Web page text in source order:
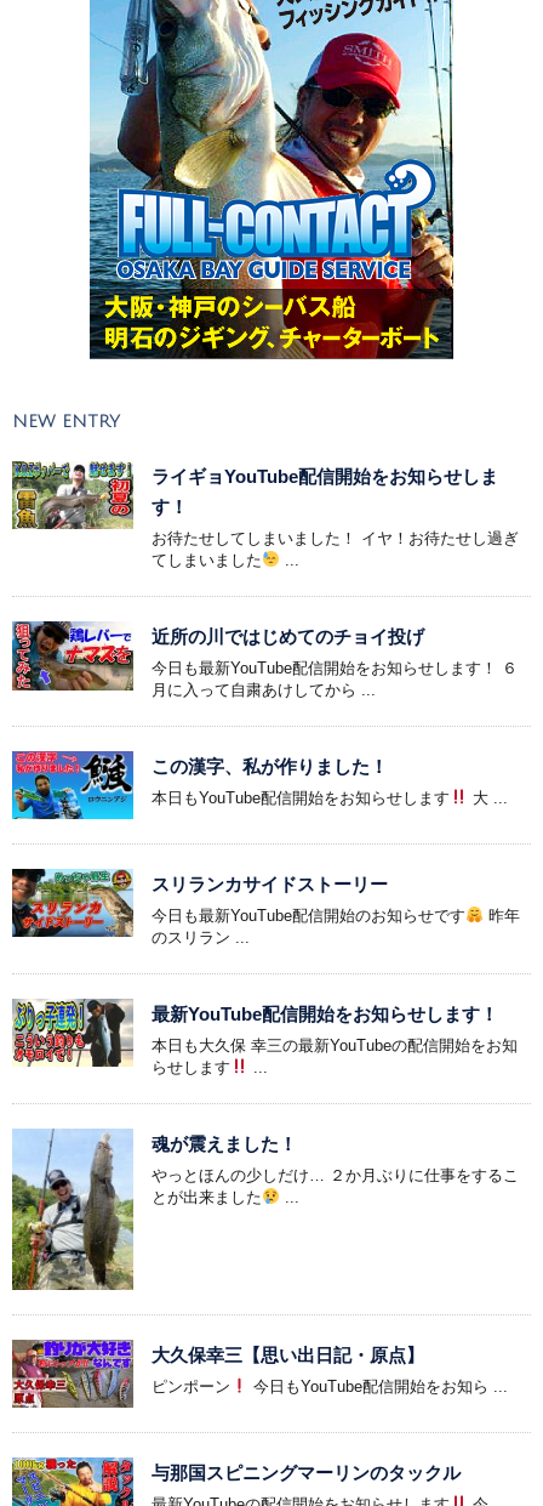
NEW ENTRY
ライギョYouTube配信開始をお知らせしま
す！
お待たせしてしまいました！ イヤ！お待たせし過ぎ
てしまいました
近所の川ではじめてのチョイ投げ
今日も最新YouTube配信開始をお知らせします！ ６
月に入って自粛あけしてから ...
この漢字、私が作りました！
本日もYouTube配信開始をお知らせします 大 ...
スリランカサイドストーリー
今日も最新YouTube配信開始のお知らせです
昨年
のスリラン ...
最新YouTube配信開始をお知らせします！
本日も大久保 幸三の最新YouTubeの配信開始をお知
らせします
魂が震えました！
やっとほんの少しだけ… ２か月ぶりに仕事をするこ
とが出来ました
大久保幸三【思い出日記・原点】
ピンポーン 今日もYouTube配信開始をお知ら ...
与那国スピニングマーリンのタックル